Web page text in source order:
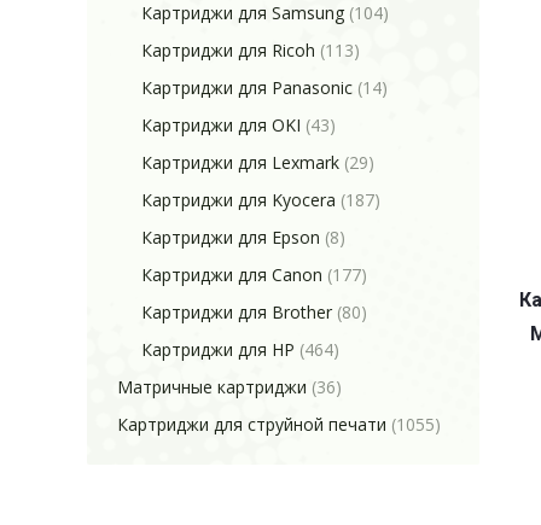
Картриджи для Samsung (104)
Картриджи для Ricoh (113)
Картриджи для Panasonic (14)
Картриджи для OKI (43)
Картриджи для Lexmark (29)
Картриджи для Kyocera (187)
Картриджи для Epson (8)
Картриджи для Canon (177)
Картриджи для Brother (80)
Картриджи для HP (464)
Матричные картриджи (36)
Картриджи для струйной печати (1055)